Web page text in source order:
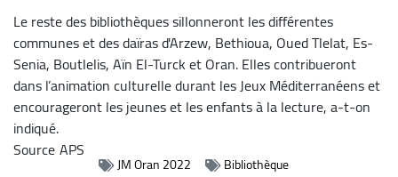
Le reste des bibliothèques sillonneront les différentes
communes et des daïras d'Arzew, Bethioua, Oued Tlelat, Es-
Senia, Boutlelis, Aïn El-Turck et Oran. Elles contribueront
dans l’animation culturelle durant les Jeux Méditerranéens et
encourageront les jeunes et les enfants à la lecture, a-t-on
indiqué.
SourceAPS
JM Oran 2022 Bibliothèque